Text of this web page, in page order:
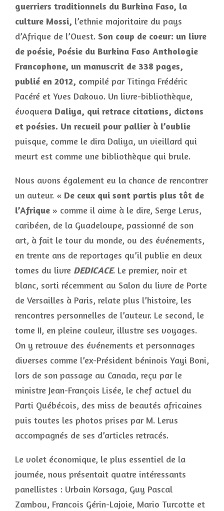
guerriers traditionnels du Burkina Faso, la
culture Mossi, l’ethnie majoritaire du pays
d’Afrique de l’Ouest. Son coup de coeur: un livre
de poésie, Poésie du Burkina Faso Anthologie
Francophone, un manuscrit de 338 pages,
publié en 2012, compilé par Titinga Frédéric
Pacéré et Yves Dakouo. Un livre-bibliothèque,
évoquera Daliya, qui retrace citations, dictons
et poésies. Un recueil pour pallier à l’oublie
puisque, comme le dira Daliya, un vieillard qui
meurt est comme une bibliothèque qui brule.
Nous avons également eu la chance de rencontrer
un auteur. « De ceux qui sont partis plus tôt de
l’Afrique » comme il aime à le dire, Serge Lerus,
caribéen, de la Guadeloupe, passionné de son
art, à fait le tour du monde, ou des événements,
en trente ans de reportages qu’il publie en deux
tomes du livre DEDICACE. Le premier, noir et
blanc, sorti récemment au Salon du livre de Porte
de Versailles à Paris, relate plus l’histoire, les
rencontres personnelles de l’auteur. Le second, le
tome II, en pleine couleur, illustre ses voyages.
On y retrouve des événements et personnages
diverses comme l’ex-Président béninois Yayi Boni,
lors de son passage au Canada, reçu par le
ministre Jean-François Lisée, le chef actuel du
Parti Québécois, des miss de beautés africaines
puis toutes les photos prises par M. Lerus
accompagnés de ses d’articles retracés.
Le volet économique, le plus essentiel de la
journée, nous présentait quatre intéressants
panellistes : Urbain Korsaga, Guy Pascal
Zambou, Francois Gérin-Lajoie, Mario Turcotte et